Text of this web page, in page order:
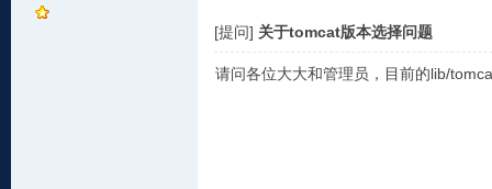
[提问] 关于tomcat版本选择问题
请问各位大大和管理员，目前的lib/